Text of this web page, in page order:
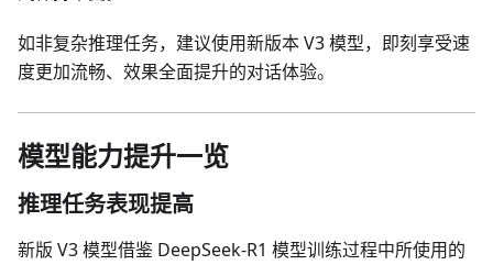
如非复杂推理任务，建议使用新版本 V3 模型，即刻享受速
度更加流畅、效果全面提升的对话体验。
模型能力提升一览
推理任务表现提高
新版 V3 模型借鉴 DeepSeek-R1 模型训练过程中所使用的